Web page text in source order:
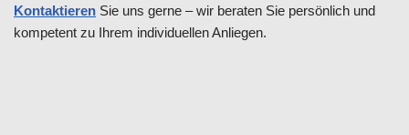
Kontaktieren Sie uns gerne – wir beraten Sie persönlich und
kompetent zu Ihrem individuellen Anliegen.